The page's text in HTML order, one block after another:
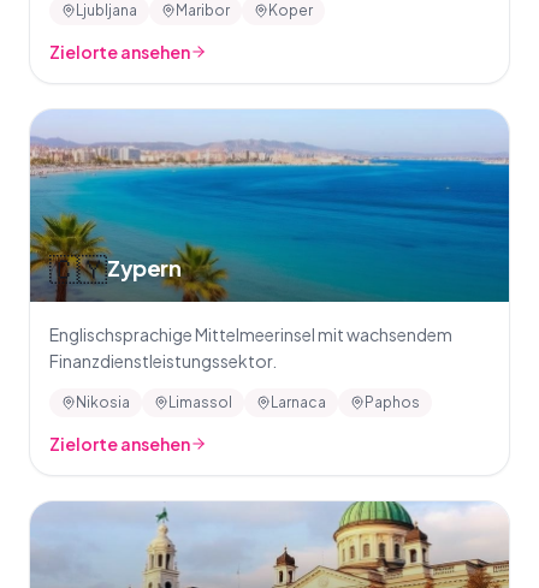
Ljubljana Maribor Koper
Zielorte ansehen
🇨🇾Zypern
Englischsprachige Mittelmeerinsel mit wachsendem
Finanzdienstleistungssektor.
Nikosia Limassol Larnaca Paphos
Zielorte ansehen